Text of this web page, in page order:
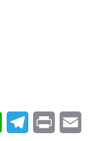
WhatsAppTelegram
Print